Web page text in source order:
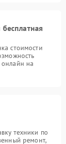
стоимости
на
техники по
ремонт,